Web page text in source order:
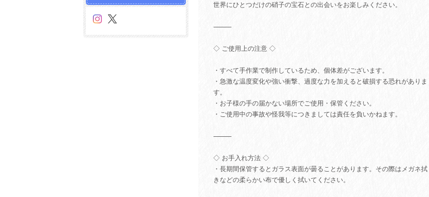
世界にひとつだけの硝子の宝石との出会いをお楽しみください。
⸻
◇ ご使用上の注意 ◇
・すべて手作業で制作しているため、個体差がございます。
・急激な温度変化や強い衝撃、過度な力を加えると破損する恐れがありま
す。
・お子様の手の届かない場所でご使用・保管ください。
・ご使用中の事故や怪我等につきましては責任を負いかねます。
⸻
◇ お手入れ方法 ◇
・長期間保管するとガラス表面が曇ることがあります。その際はメガネ拭
きなどの柔らかい布で優しく拭いてください。